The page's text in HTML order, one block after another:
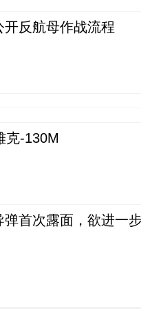
反航母作战流程
克-130M
首次露面，欲进一